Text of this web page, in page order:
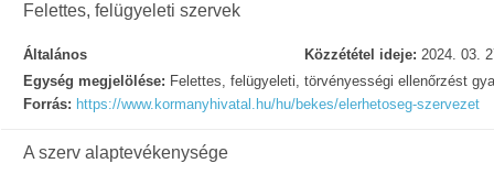
Felettes, felügyeleti szervek
Általános Közzététel ideje: 2024. 03.
Egység megjelölése: Felettes, felügyeleti, törvényességi ellenőrzést
Forrás: https://www.kormanyhivatal.hu/hu/bekes/elerhetoseg-szervezet
A szerv alaptevékenysége